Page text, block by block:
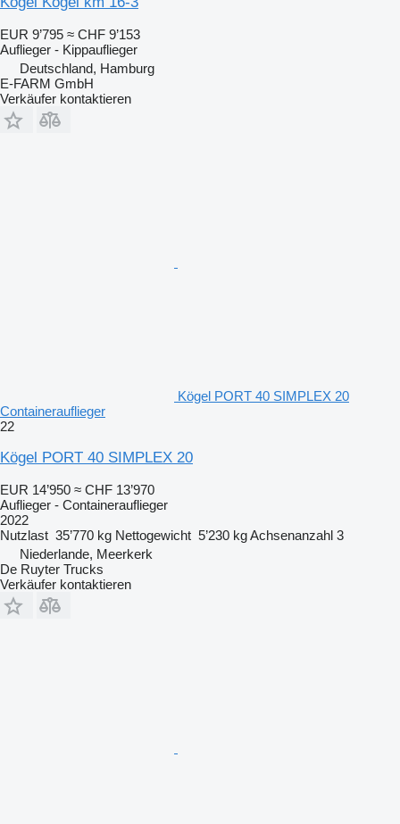
EUR 9’795 ≈ CHF 9’153
Auflieger - Kippauflieger
Deutschland, Hamburg
E-FARM GmbH
Verkäufer kontaktieren
Kögel PORT 40 SIMPLEX 20
Containerauflieger
22
Kögel PORT 40 SIMPLEX 20
EUR 14’950 ≈ CHF 13’970
Auflieger - Containerauflieger
2022
Nutzlast 35’770 kg Nettogewicht 5’230 kgAchsenanzahl 3
Niederlande, Meerkerk
De Ruyter Trucks
Verkäufer kontaktieren